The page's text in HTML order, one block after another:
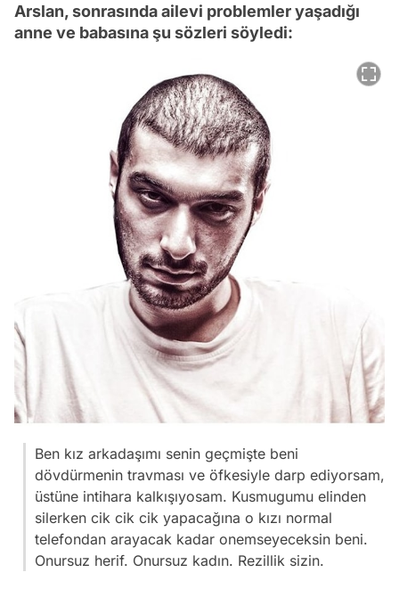
Arslan, sonrasında ailevi problemler yaşadığı
anne ve babasına şu sözleri söyledi:
Ben kız arkadaşımı senin geçmişte beni
dövdürmenin travması ve öfkesiyle darp ediyorsam,
üstüne intihara kalkışıyosam. Kusmugumu elinden
silerken cik cik cik yapacağına o kızı normal
telefondan arayacak kadar onemseyeceksin beni.
Onursuz herif. Onursuz kadın. Rezillik sizin.